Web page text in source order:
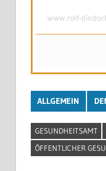
www.rolf-
ALLGEMEIN
GESUNDHEITSAMT
ÖFFENTLICHER